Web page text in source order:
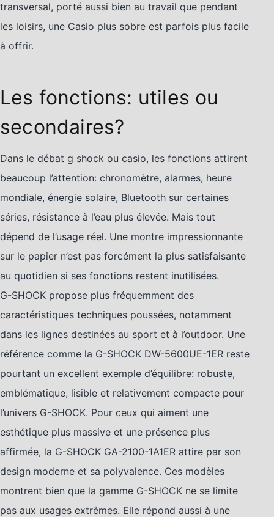
transversal, porté aussi bien au travail que pendant
les loisirs, une Casio plus sobre est parfois plus facile
à offrir.
Les fonctions: utiles ou
secondaires?
Dans le débat g shock ou casio, les fonctions attirent
beaucoup l’attention: chronomètre, alarmes, heure
mondiale, énergie solaire, Bluetooth sur certaines
séries, résistance à l’eau plus élevée. Mais tout
dépend de l’usage réel. Une montre impressionnante
sur le papier n’est pas forcément la plus satisfaisante
au quotidien si ses fonctions restent inutilisées.
G-SHOCK propose plus fréquemment des
caractéristiques techniques poussées, notamment
dans les lignes destinées au sport et à l’outdoor. Une
référence comme la G-SHOCK DW-5600UE-1ER reste
pourtant un excellent exemple d’équilibre: robuste,
emblématique, lisible et relativement compacte pour
l’univers G-SHOCK. Pour ceux qui aiment une
esthétique plus massive et une présence plus
affirmée, la G-SHOCK GA-2100-1A1ER attire par son
design moderne et sa polyvalence. Ces modèles
montrent bien que la gamme G-SHOCK ne se limite
pas aux usages extrêmes. Elle répond aussi à une